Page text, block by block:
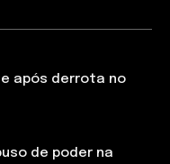
após derrota no
de poder na